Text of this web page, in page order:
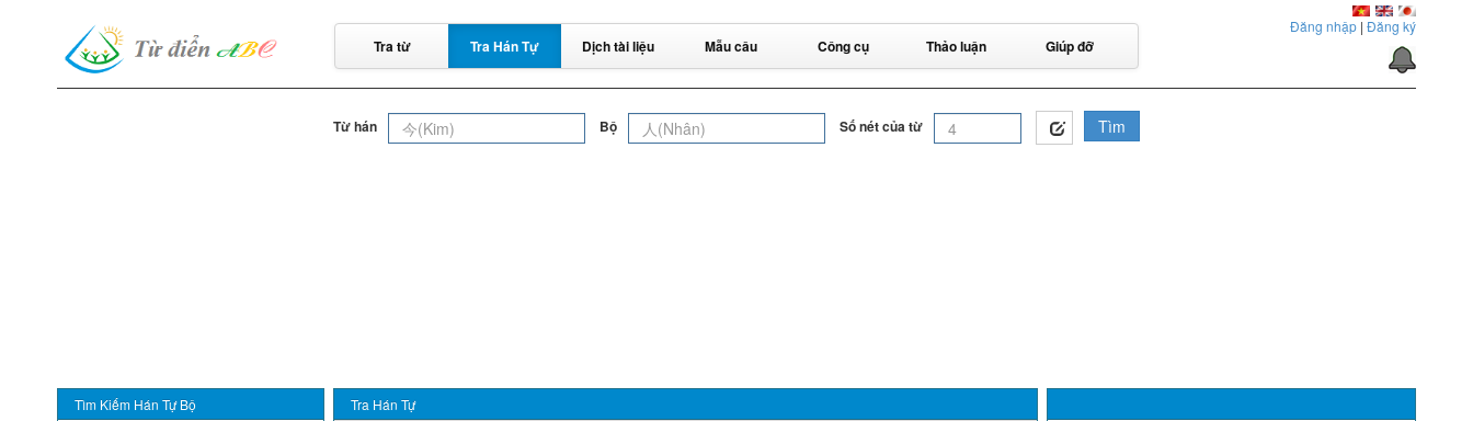
Tra từ Tra Hán Tự Dịch tài liệu Mẫu câu Công cụ Thảo luận Giúp đỡ
Đăng nhập | Đăng ký
Từ hán Bộ Số nét của từ Tìm
Tìm Kiếm Hán Tự Bộ Tra Hán Tự